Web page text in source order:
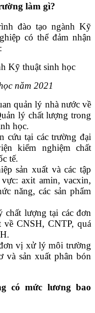
làm gì?
đào tạo ngành Kỹ
có thể đảm nhận
năm 2021
quản lý nhà nước về
lý chất lượng trong
học.
cứu tại các trường đại
kiểm nghiệm chất
tế.
sản xuất và các tập
axit amin, vacxin,
năng, các sản phẩm
chất lượng tại các đơn
CNSH, CNTP, quá
vị xử lý môi trường
và sản xuất phân bón
có mức lương bao